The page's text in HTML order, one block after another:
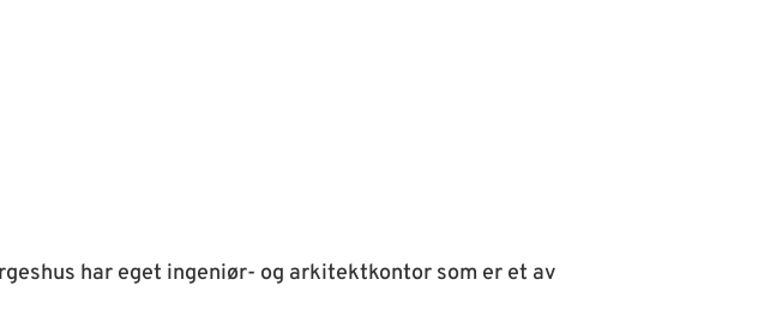
har eget ingeniør- og arkitektkontor som er et av